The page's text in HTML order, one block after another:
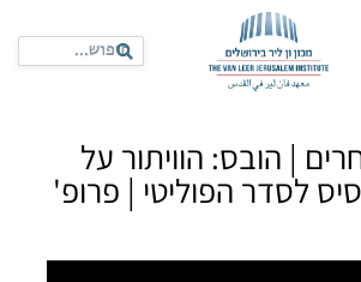
| הובס: הוויתור על
לסדר הפוליטי | פרופ'